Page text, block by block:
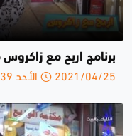
برنامج اربح مع
2021/04/25 الأحد 20:39 م